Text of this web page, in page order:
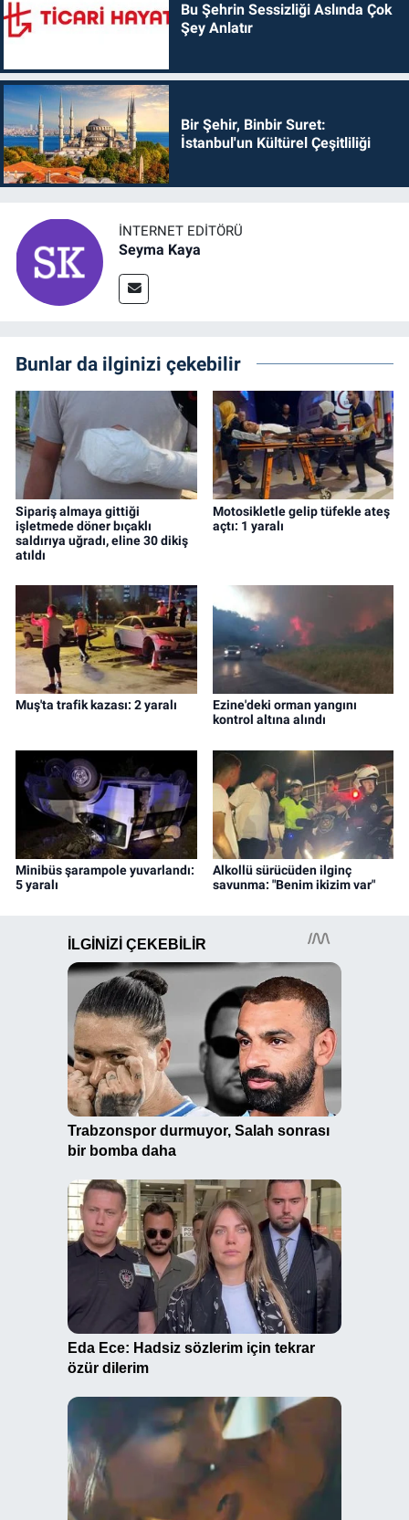
Bu Şehrin Sessizliği Aslında Çok
Şey Anlatır
Bir Şehir, Binbir Suret:
İstanbul'un Kültürel Çeşitliliği
İNTERNET EDITÖRÜ
Seyma Kaya
Bunlar da ilginizi çekebilir
Sipariş almaya gittiği
işletmede döner bıçaklı
saldırıya uğradı, eline 30 dikiş
atıldı
Motosikletle gelip tüfekle ateş
açtı: 1 yaralı
Muş'ta trafik kazası: 2 yaralı
Ezine'deki orman yangını
kontrol altına alındı
Minibüs şarampole yuvarlandı:
5 yaralı
Alkollü sürücüden ilginç
savunma: "Benim ikizim var"